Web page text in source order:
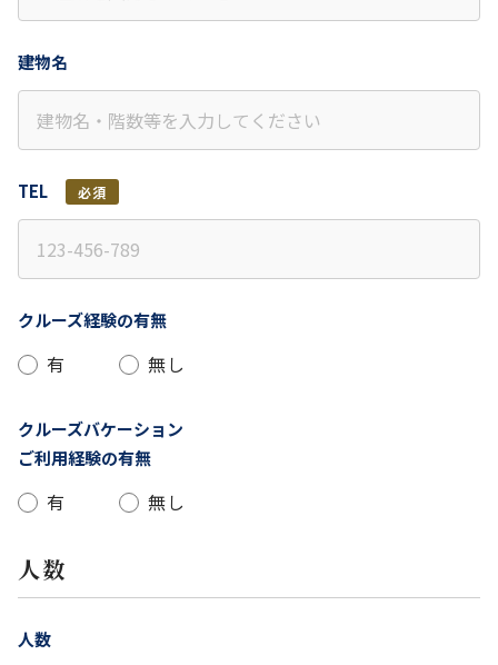
建物名
TEL 必須
クルーズ経験の有無
有 無し
クルーズバケーション
ご利用経験の有無
有 無し
人数
人数